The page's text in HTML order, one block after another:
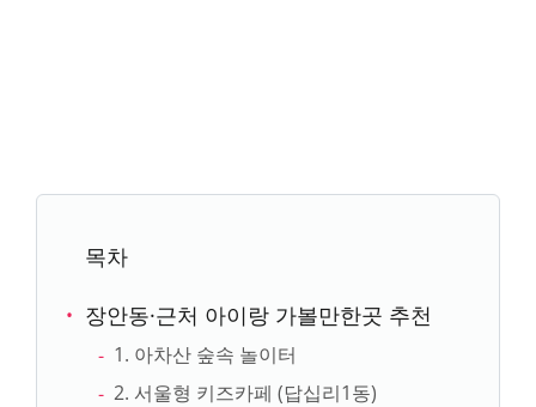
목차
장안동·근처 아이랑 가볼만한곳 추천
1. 아차산 숲속 놀이터
2. 서울형 키즈카페 (답십리1동)